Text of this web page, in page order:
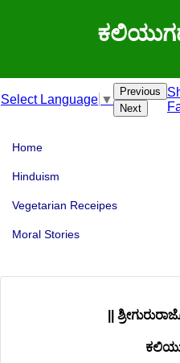
Select Language ▼
Previous
Next
Home
Hinduism
Vegetarian Receipes
Moral Stories
||